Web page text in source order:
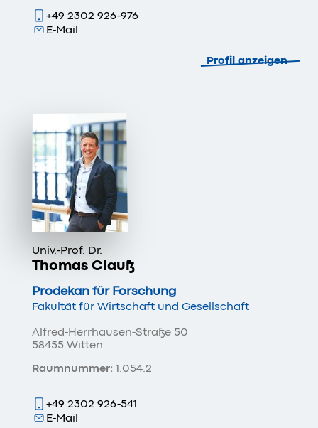
+49 2302 926-976
E-Mail
Profil anzeigen
Univ.-Prof. Dr.
Thomas Clauß
Prodekan für Forschung
Fakultät für Wirtschaft und Gesellschaft
+49 2302 926-541
E-Mail
Alfred-Herrhausen-Straße 50
58455 Witten
Raumnummer: 1.054.2